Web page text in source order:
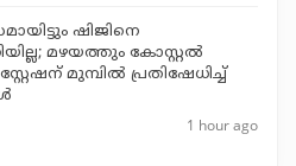
ഷിജിനെ
മഴയത്തും കോസ്റ്റല്‍
മുമ്പില്‍ പ്രതിഷേധിച്ച്
1 hour ago